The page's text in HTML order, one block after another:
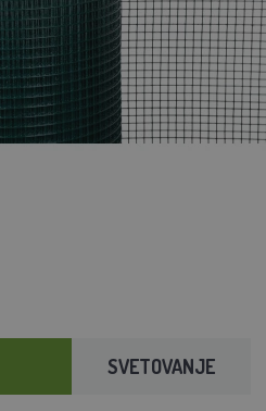
SVETOVANJE